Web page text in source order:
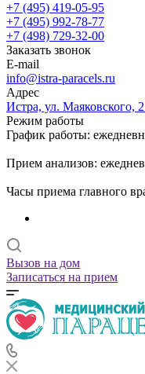
+7 (495) 419-05-95
+7 (495) 992-78-77
+7 (498) 729-32-00
Заказать звонок
E-mail
info@istra-paracels.ru
Адрес
Истра, ул. Маяковского,
Режим работы
График работы:
Прием анализов:
Часы приема главного
Вызов на дом
Записаться на прием